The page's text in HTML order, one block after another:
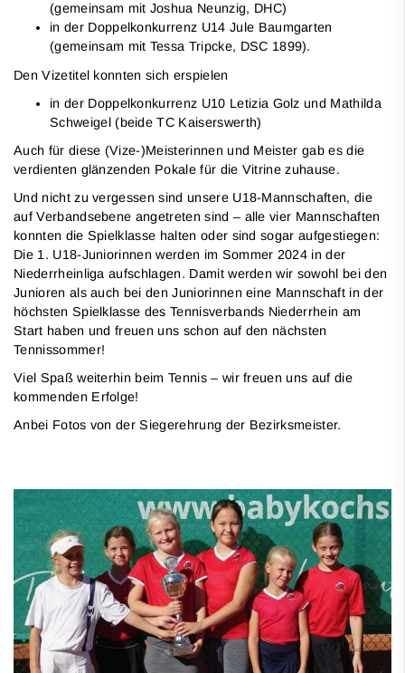
(gemeinsam mit Joshua Neunzig, DHC)
in der Doppelkonkurrenz U14 Jule Baumgarten
(gemeinsam mit Tessa Tripcke, DSC 1899).
Den Vizetitel konnten sich erspielen
in der Doppelkonkurrenz U10 Letizia Golz und Mathilda
Schweigel (beide TC Kaiserswerth)
Auch für diese (Vize-)Meisterinnen und Meister gab es die
verdienten glänzenden Pokale für die Vitrine zuhause.
Und nicht zu vergessen sind unsere U18-Mannschaften, die
auf Verbandsebene angetreten sind – alle vier Mannschaften
konnten die Spielklasse halten oder sind sogar aufgestiegen:
Die 1. U18-Juniorinnen werden im Sommer 2024 in der
Niederrheinliga aufschlagen. Damit werden wir sowohl bei den
Junioren als auch bei den Juniorinnen eine Mannschaft in der
höchsten Spielklasse des Tennisverbands Niederrhein am
Start haben und freuen uns schon auf den nächsten
Tennissommer!
Viel Spaß weiterhin beim Tennis – wir freuen uns auf die
kommenden Erfolge!
Anbei Fotos von der Siegerehrung der Bezirksmeister.